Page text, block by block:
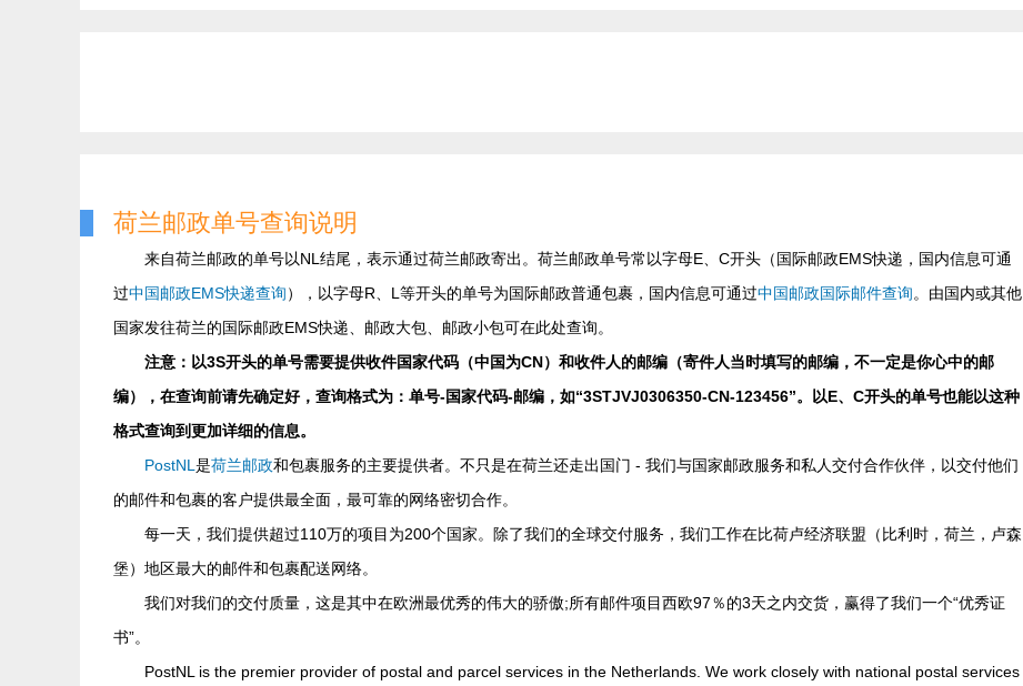
荷兰邮政单号查询说明
来自荷兰邮政的单号以NL结尾，表示通过荷兰邮政寄出。荷兰邮政单号常以字母E、C开头（国际邮政EMS快递，国内信息可通
过中国邮政EMS快递查询），以字母R、L等开头的单号为国际邮政普通包裹，国内信息可通过中国邮政国际邮件查询。由国内或其他
国家发往荷兰的国际邮政EMS快递、邮政大包、邮政小包可在此处查询。
注意：以3S开头的单号需要提供收件国家代码（中国为CN）和收件人的邮编（寄件人当时填写的邮编，不一定是你心中的邮
编），在查询前请先确定好，查询格式为：单号-国家代码-邮编，如“3STJVJ0306350-CN-123456”。以E、C开头的单号也能以这种
格式查询到更加详细的信息。
PostNL 是荷兰邮政和包裹服务的主要提供者。不只是在荷兰还走出国门 - 我们与国家邮政服务和私人交付合作伙伴，以交付他们
的邮件和包裹的客户提供最全面，最可靠的网络密切合作。
每一天，我们提供超过110万的项目为200个国家。除了我们的全球交付服务，我们工作在比荷卢经济联盟（比利时，荷兰，卢森
堡）地区最大的邮件和包裹配送网络。
我们对我们的交付质量，这是其中在欧洲最优秀的伟大的骄傲;所有邮件项目西欧97％的3天之内交货，赢得了我们一个“优秀证
书”。
PostNL is the premier provider of postal and parcel services in the Netherlands. We work closely with national postal services